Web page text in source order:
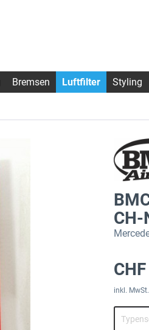
Bremsen Luftfilter Styling
CH-
inkl. MwSt.